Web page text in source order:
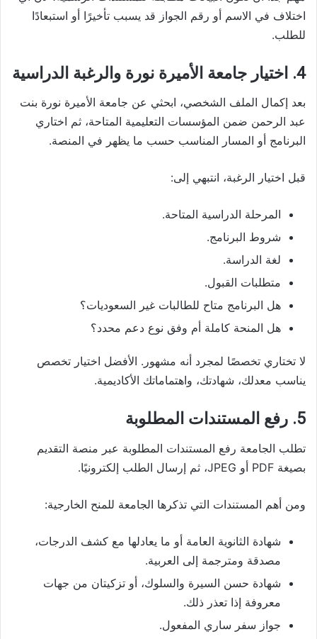
اختلاف في الاسم أو رقم الجواز قد يسبب تأخيرًا أو استبعادًا
للطلب.
4. اختيار جامعة الأميرة نورة والرغبة الدراسية
بعد إكمال الملف الشخصي، ابحثي عن جامعة الأميرة نورة بنت
عبد الرحمن ضمن المؤسسات التعليمية المتاحة، ثم اختاري
البرنامج أو المسار المناسب حسب ما يظهر في المنصة.
قبل اختيار الرغبة، انتبهي إلى:
المرحلة الدراسية المتاحة.
شروط البرنامج.
لغة الدراسة.
متطلبات القبول.
هل البرنامج متاح للطالبات غير السعوديات؟
هل المنحة كاملة أم وفق نوع دعم محدد؟
لا تختاري تخصصًا لمجرد أنه مشهور. الأفضل اختيار تخصص
يناسب معدلك، شهادتك، واهتماماتك الأكاديمية.
5. رفع المستندات المطلوبة
تطلب الجامعة رفع المستندات المطلوبة عبر منصة التقديم
بصيغة PDF أو JPEG، ثم إرسال الطلب إلكترونيًا.
ومن أهم المستندات التي تذكرها الجامعة للمنح الخارجية:
شهادة الثانوية العامة أو ما يعادلها مع كشف الدرجات،
مصدقة ومترجمة إلى العربية.
شهادة حسن السيرة والسلوك، أو تزكيتان من جهات
معروفة إذا تعذر ذلك.
جواز سفر ساري المفعول.